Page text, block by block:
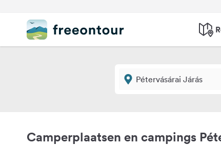
Camperplaatsen en campings